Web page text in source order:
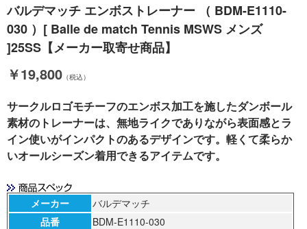
バルデマッチ エンボストレーナー （ BDM-E1110-
030 ）[ Balle de match Tennis MSWS メンズ
]25SS【メーカー取寄せ商品】
￥19,800 （税込）
サークルロゴモチーフのエンボス加工を施したダンボール
素材のトレーナーは、無地ライクでありながら表面感とラ
イン使いがインパクトのあるデザインです。軽くて柔らか
いオールシーズン着用できるアイテムです。
メーカー
バルデマッチ
品番
BDM-E1110-030